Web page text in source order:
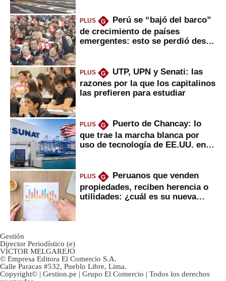
PLUS G
Perú se “bajó del barco”
de crecimiento de países
emergentes: esto se perdió desde
PLUS G
UTP, UPN y Senati: las
razones por la que los capitalinos
las prefieren para estudiar
PLUS G
Puerto de Chancay: lo
que trae la marcha blanca por
uso de tecnología de EE.UU. en
PLUS G
Peruanos que venden
propiedades, reciben herencia o
utilidades: ¿cuál es su nueva
Gestión
Director Periodístico (e)
VÍCTOR MELGAREJO
© Empresa Editora El Comercio S.A.
Calle Paracas #532, Pueblo Libre, Lima.
Copyright© | Gestion.pe | Grupo El Comercio | Todos los derechos